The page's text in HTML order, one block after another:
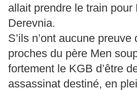
allait prendre le train pour
Derevnia.
S’ils n’ont aucune
proches du père Men
fortement le KGB d’être
assassinat destiné, en